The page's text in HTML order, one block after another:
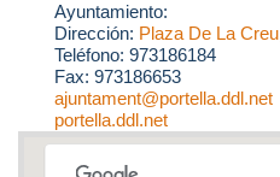
Ayuntamiento:
Dirección: Plaza De La
Teléfono: 973186184
Fax: 973186653
ajuntament@portella.ddl.net
portella.ddl.net